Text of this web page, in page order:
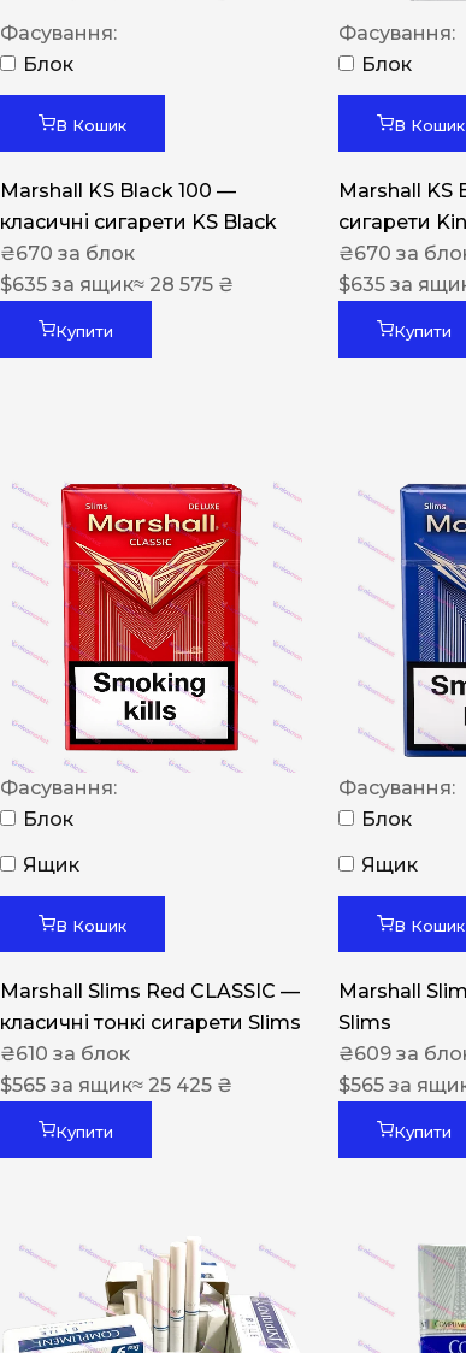
Leana
ASTRU
MONUS
NERO
NERO
Гуцульскі
Italian Blend 821
OSCAR
Сигарети LD
Фасування:
Блок
В Кошик
Marshall KS Black 100 —
класичні сигарети KS Black
₴670 за блок
$635 за ящик≈ 28 575 ₴
Купити
Фасування:
Блок
В Кошик
Marshall KS
сигарети
₴670 за
$635 за
Купити
Фасування:
Блок
Ящик
В Кошик
Marshall Slims Red CLASSIC —
класичні тонкі сигарети Slims
₴610 за блок
$565 за ящик≈ 25 425 ₴
Купити
Фасування:
Блок
Ящик
В Кошик
Marshall
Slims
₴609 за
$565 за
Купити